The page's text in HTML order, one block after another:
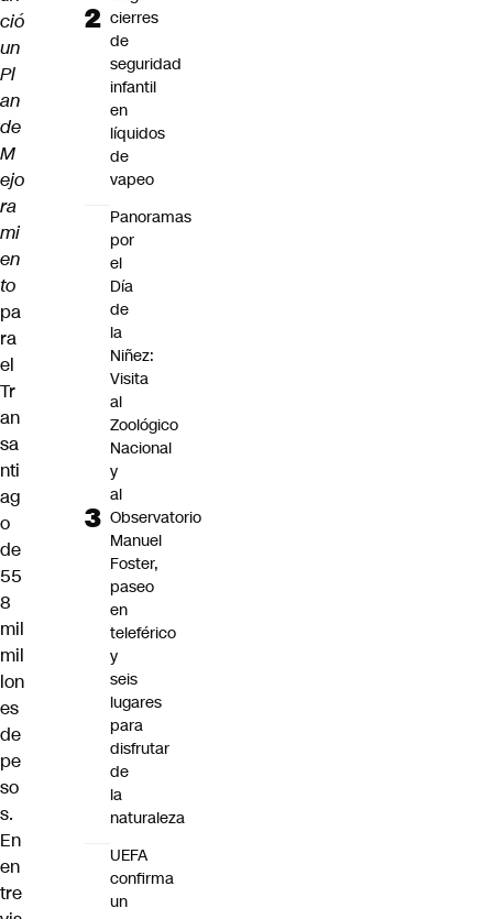
ció
un
Pl
an
de
M
ejo
ra
mi
en
to
pa
ra
el
Tr
an
sa
nti
ag
o
de
55
8
mil
mil
lon
es
de
pe
so
s.
En
en
tre
cierres
de
seguridad
infantil
en
líquidos
de
vapeo
Panoramas
por
el
Día
de
la
Niñez:
Visita
al
Zoológico
Nacional
y
al
Observatorio
Manuel
Foster,
paseo
en
teleférico
y
seis
lugares
para
disfrutar
de
la
naturaleza
UEFA
confirma
un